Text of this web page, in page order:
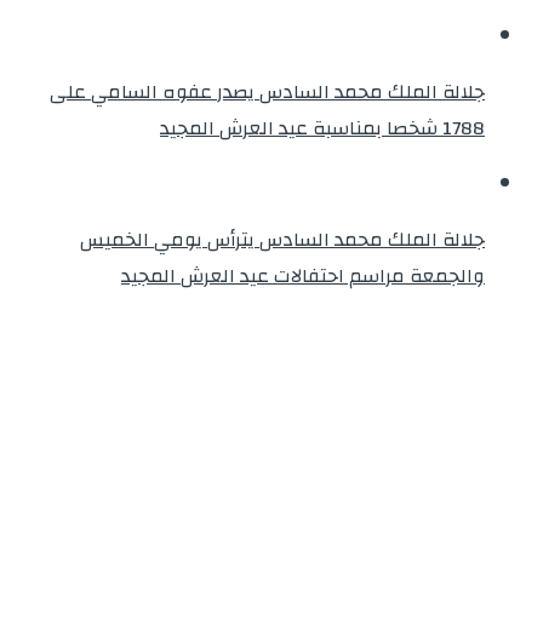
جلالة الملك محمد السادس يصدر عفوه السامي على
1788 شخصا بمناسبة عيد العرش المجيد
جلالة الملك محمد السادس يترأس يومي الخميس
والجمعة مراسم احتفالات عيد العرش المجيد